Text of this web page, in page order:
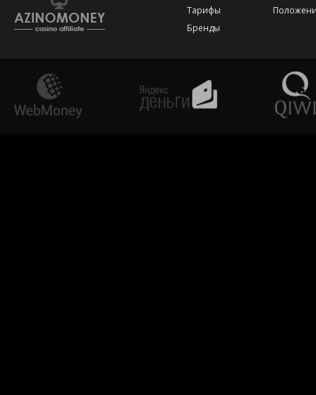
Тарифы
Бренды